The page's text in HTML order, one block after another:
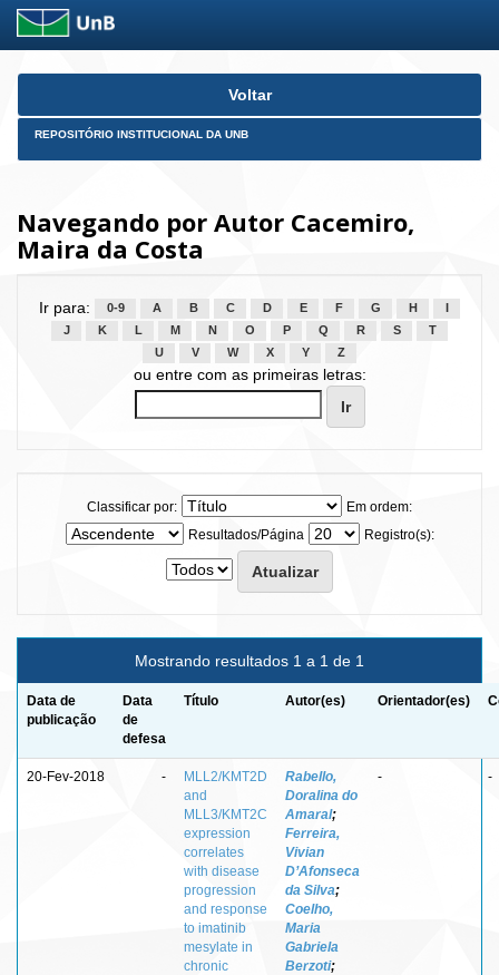
Skip
Voltar
REPOSITÓRIO INSTITUCIONAL DA UNB
Navegando por Autor Cacemiro,
Maira da Costa
Ir para: 0-9 A B C D E F G H
J
K L M N O P Q R S
T
U
V W X Y Z
ou entre com as primeiras letras:
Classificar por:
Em ordem:
Resultados/Página
Registro(s):
Mostrando resultados 1 a 1 de 1
Data de
publicação
Data
de
defesa
Título Autor(es) Orientador(es)
20-Fev-2018 -
MLL2/KMT2D
and
MLL3/KMT2C
expression
correlates
with disease
progression
and response
to imatinib
mesylate in
chronic
Rabello,
Doralina do
Amaral;
Ferreira,
Vivian
D’Afonseca
da Silva;
Coelho,
Maria
Gabriela
Berzoti;
- -